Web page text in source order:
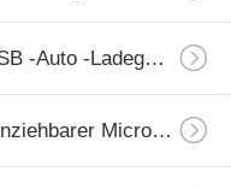
USB -Auto -Ladegerät
Einziehbarer Micro-USB-Lader